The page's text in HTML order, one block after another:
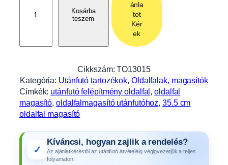
m
a
g
a
Kosárba
teszem
ánla
tot
Kér
ek
Cikkszám: TO13015
Kategória: Utánfutó tartozékok, Oldalfalak, magasítók
Címkék: utánfutó felépítmény oldalfal, oldalfal
magasító, oldalfalmagasító utánfutóhoz, 35.5 cm
oldalfal magasító
✓
Kíváncsi, hogyan zajlik a rendelés?
Az ajánlatkéréstől az utánfutó átvételéig végigvezetjük a teljes
folyamaton.